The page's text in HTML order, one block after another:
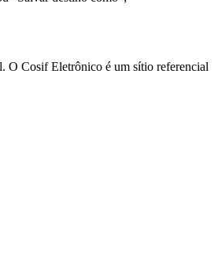
O Cosif Eletrônico é um sítio referencial